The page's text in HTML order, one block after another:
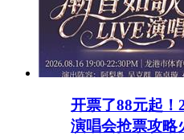
开票了88元起！
演唱会抢票攻略